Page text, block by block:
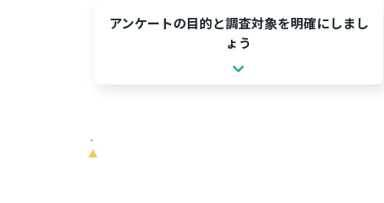
アンケートの目的と調査対象を明確にしまし
ょう